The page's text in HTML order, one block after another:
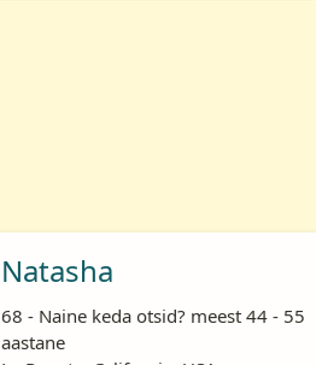
Natasha
68 - Naine keda otsid? meest 44 - 55
aastane